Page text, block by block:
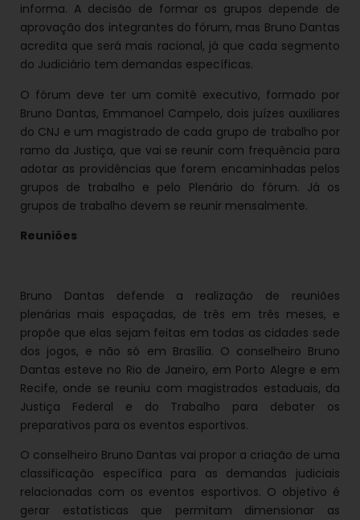
informa. A decisão de formar os grupos depende de
aprovação dos integrantes do fórum, mas Bruno Dantas
acredita que será mais racional, já que cada segmento
do Judiciário tem demandas específicas.
O fórum deve ter um comitê executivo, formado por
Bruno Dantas, Emmanoel Campelo, dois juízes auxiliares
do CNJ e um magistrado de cada grupo de trabalho por
ramo da Justiça, que vai se reunir com frequência para
adotar as providências que forem encaminhadas pelos
grupos de trabalho e pelo Plenário do fórum. Já os
grupos de trabalho devem se reunir mensalmente.
Reuniões
Bruno Dantas defende a realização de reuniões
plenárias mais espaçadas, de três em três meses, e
propõe que elas sejam feitas em todas as cidades sede
dos jogos, e não só em Brasília. O conselheiro Bruno
Dantas esteve no Rio de Janeiro, em Porto Alegre e em
Recife, onde se reuniu com magistrados estaduais, da
Justiça Federal e do Trabalho para debater os
preparativos para os eventos esportivos.
O conselheiro Bruno Dantas vai propor a criação de uma
classificação específica para as demandas judiciais
relacionadas com os eventos esportivos. O objetivo é
gerar estatísticas que permitam dimensionar as